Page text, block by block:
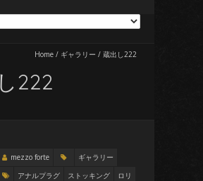
Home / ギャラリー / 蔵出し222
222
mezzo forte
ギャラリー
アナルプラグ ストッキング
ロリ